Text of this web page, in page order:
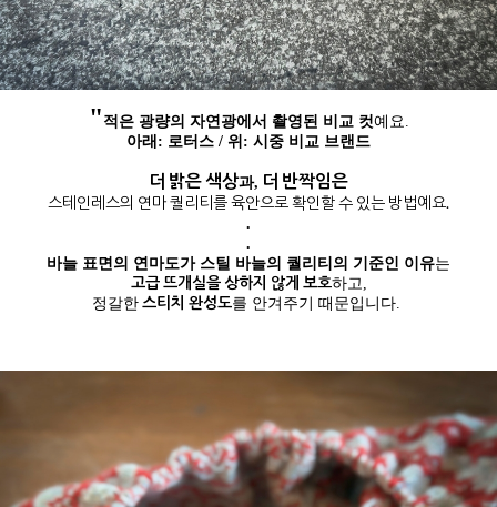
" 적은 광량의 자연광에서 촬영된 비교 컷예요.
아래: 로터스 / 위: 시중 비교 브랜드
더 밝은 색상과, 더 반짝임은
스테인레스의 연마 퀄리티를 육안으로 확인할 수 있는 방법예요.
.
.
바늘 표면의 연마도가 스틸 바늘의 퀄리티의 기준인 이유는
고급 뜨개실을 상하지 않게 보호하고,
정갈한 스티치 완성도를 안겨주기 때문입니다.